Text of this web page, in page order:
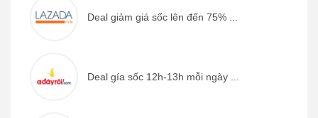
Deal giảm giá sốc lên đến 75% ...
Deal gía sốc 12h-13h mỗi ngày ...